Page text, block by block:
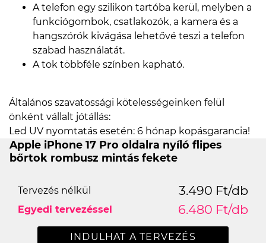
A telefon egy szilikon tartóba kerül, melyben a
funkciógombok, csatlakozók, a kamera és a
hangszórók kivágása lehetővé teszi a telefon
szabad használatát.
A tok többféle színben kapható.
Általános szavatossági kötelességeinken felül
önként vállalt jótállás:
Led UV nyomtatás esetén: 6 hónap kopásgarancia!
Apple iPhone 17 Pro oldalra nyíló flipes
bőrtok rombusz mintás fekete
Tervezés nélkül 3.490 Ft/db
Egyedi tervezéssel 6.480 Ft/db
INDULHAT A TERVEZÉS